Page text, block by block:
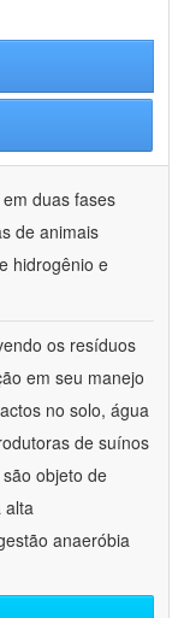
duas fases
de animais
hidrogênio e
os resíduos
em seu manejo
no solo, água
de suínos
objeto de
alta
anaeróbia